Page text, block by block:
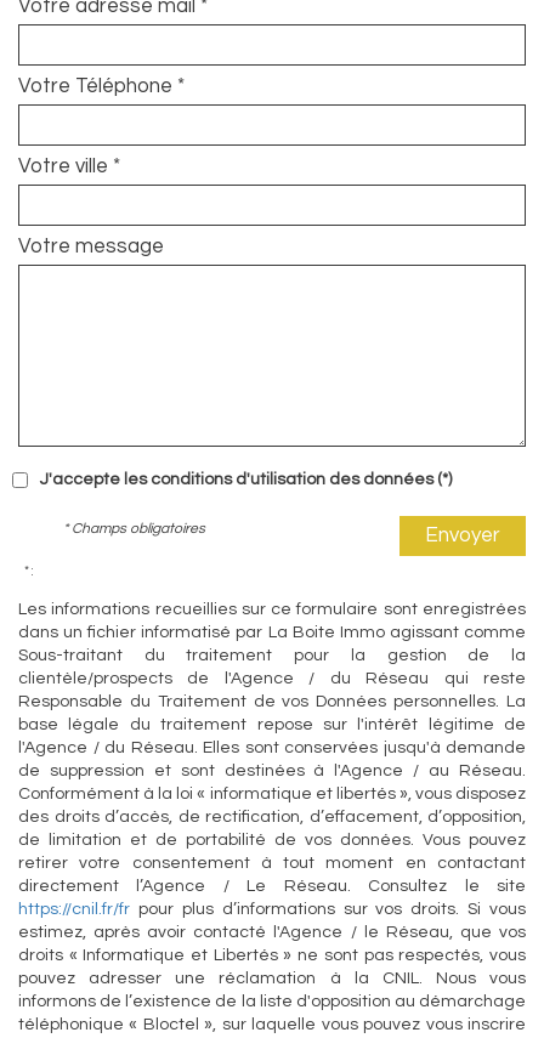
Votre adresse mail *
Votre Téléphone *
Votre ville *
Votre message
J'accepte les conditions d'utilisation des données (*)
Envoyer
* Champs obligatoires
* :
Les informations recueillies sur ce formulaire sont enregistrées
dans un fichier informatisé par La Boite Immo agissant comme
Sous-traitant du traitement pour la gestion de la
clientèle/prospects de l'Agence / du Réseau qui reste
Responsable du Traitement de vos Données personnelles. La
base légale du traitement repose sur l'intérêt légitime de
l'Agence / du Réseau. Elles sont conservées jusqu'à demande
de suppression et sont destinées à l'Agence / au Réseau.
Conformément à la loi « informatique et libertés », vous disposez
des droits d’accès, de rectification, d’effacement, d’opposition,
de limitation et de portabilité de vos données. Vous pouvez
retirer votre consentement à tout moment en contactant
directement l’Agence / Le Réseau. Consultez le site
https://cnil.fr/fr pour plus d’informations sur vos droits. Si vous
estimez, après avoir contacté l'Agence / le Réseau, que vos
droits « Informatique et Libertés » ne sont pas respectés, vous
pouvez adresser une réclamation à la CNIL. Nous vous
informons de l’existence de la liste d'opposition au démarchage
téléphonique « Bloctel », sur laquelle vous pouvez vous inscrire